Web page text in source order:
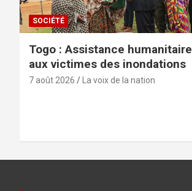
SOCIÉTÉ
Togo : Assistance humanitaire
aux victimes des inondations
7 août 2026 La voix de la nation